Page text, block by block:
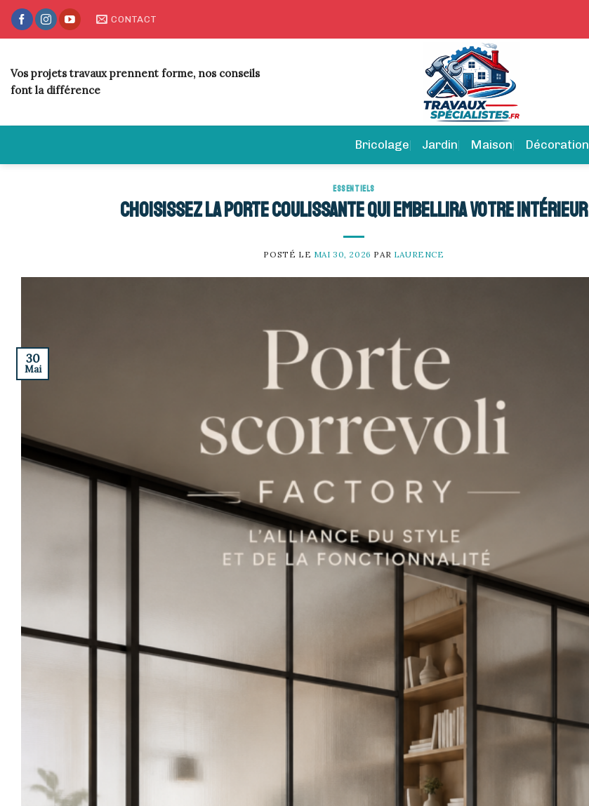
Skip
CONTACT
Vos projets travaux prennent forme, nos conseils
font la différence
Bricolage Jardin Maison Décoration
ESSENTIELS
Choisissez la porte coulissante qui embellira votre intérieur
POSTÉ LE MAI 30, 2026 PAR LAURENCE
30
Mai